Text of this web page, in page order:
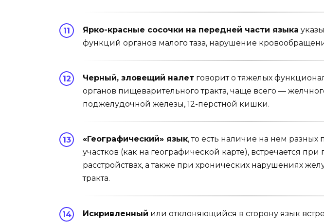
Ярко-красные сосочки на передней части язы­ка
функций органов мало­го таза, нарушение
Черный, зловещий налет говорит о тяжелых
органов пищевари­тельного тракта, чаще всего —
поджелудочной железы, 12-перстной кишки.
«Географический» язык, то есть наличие на нем разных
участков (как на гео­графической карте), встречается при
расстройствах, а также при хронических нарушени­ях
тракта.
Искривленный или отклоняющийся в сторону язык